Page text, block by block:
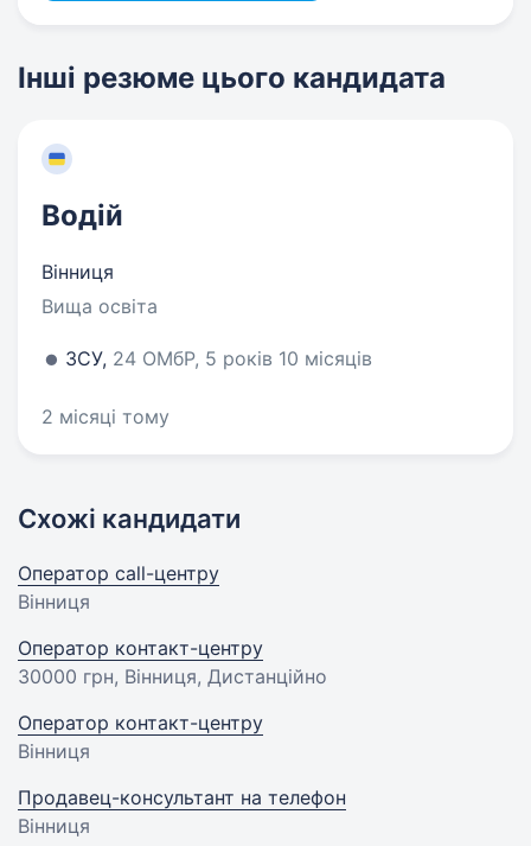
Інші резюме цього кандидата
Водій
Вінниця
Вища освіта
ЗСУ, 24 ОМбР, 5 років 10 місяців
2 місяці тому
Схожі кандидати
Оператор call-центру
Вінниця
Оператор контакт-центру
30000 грн, Вінниця, Дистанційно
Оператор контакт-центру
Вінниця
Продавец-консультант на телефон
Вінниця